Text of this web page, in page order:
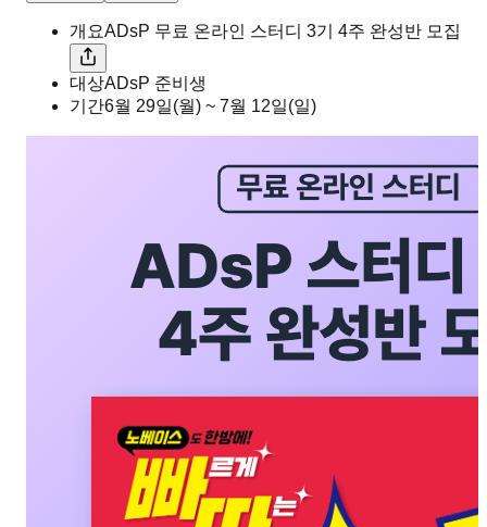
개요ADsP 무료 온라인 스터디 3기 4주 완성반 모집
대상ADsP 준비생
기간6월 29일(월) ~ 7월 12일(일)